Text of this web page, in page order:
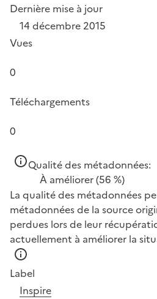
Dernière mise à jour
14 décembre 2015
Vues
0
Téléchargements
0
Qualité des métadonnées:
À améliorer(56 %)
La qualité des métadonnées
métadonnées de la source
perdues lors de leur
actuellement à améliorer la
Label
Inspire